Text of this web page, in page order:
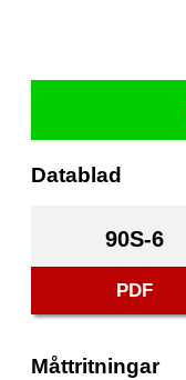
Datablad
90S-6
PDF
Måttritningar